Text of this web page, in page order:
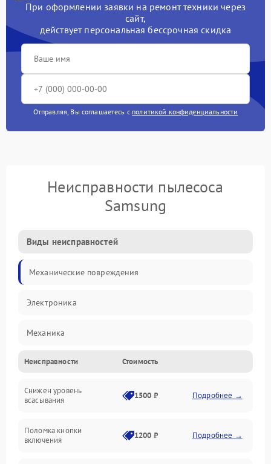
При оформлении заявки на ремонт техники через
сайт,
действует персональная бессрочная скидка
Отправляя, Вы соглашаетесь с политикой конфиденциальности
Неисправности пылесоса
Samsung
Виды неисправностей
Механические повреждения
Электроника
Механика
Электропитание
Всасывание
Неисправности Стоимость
Снижен уровень
всасывания
1500 ₽ Подробнее →
Поломка кнопки
включения
1200 ₽ Подробнее →